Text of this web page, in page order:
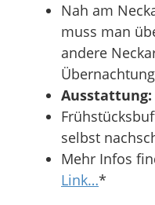
Nah am
muss man
andere
Ausstattung:
selbst
Mehr Infos
Link…*